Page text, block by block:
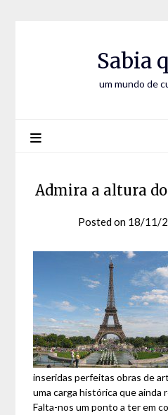
Sabia
um mundo de
Admira a altura
Posted on 18/11/
inseridas perfeitas obras de
uma carga histórica que ainda
Falta-nos um ponto a ter em